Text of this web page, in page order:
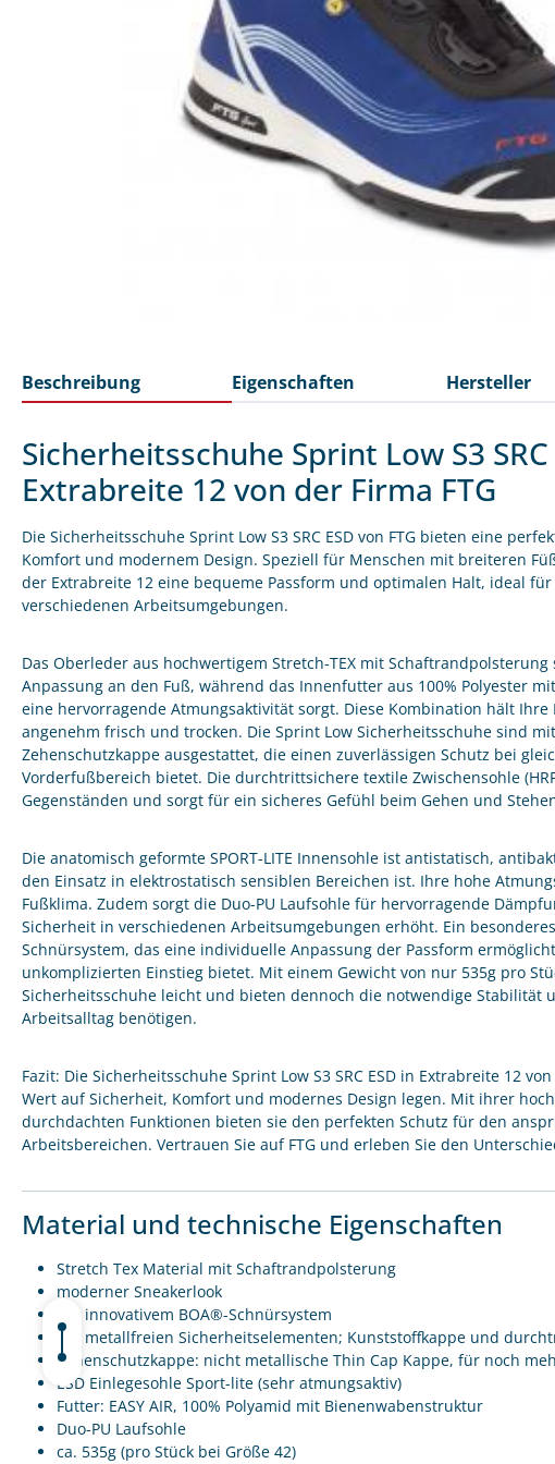
Beschreibung Eigenschaften Hersteller
Sicherheitsschuhe Sprint Low S3
Extrabreite 12 von der Firma FTG
Die Sicherheitsschuhe Sprint Low S3 SRC ESD von FTG bieten eine
Komfort und modernem Design. Speziell für Menschen mit breiteren
der Extrabreite 12 eine bequeme Passform und optimalen Halt, ideal
verschiedenen Arbeitsumgebungen.
Das Oberleder aus hochwertigem Stretch-TEX mit
Anpassung an den Fuß, während das Innenfutter aus 100% Polyester
eine hervorragende Atmungsaktivität sorgt. Diese Kombination hält Ihre
angenehm frisch und trocken. Die Sprint Low Sicherheitsschuhe sind
Zehenschutzkappe ausgestattet, die einen zuverlässigen Schutz bei
Vorderfußbereich bietet. Die durchtrittsichere textile Zwischensohle
Gegenständen und sorgt für ein sicheres Gefühl beim Gehen und
Die anatomisch geformte SPORT-LITE Innensohle ist antistatisch,
den Einsatz in elektrostatisch sensiblen Bereichen ist. Ihre hohe
Fußklima. Zudem sorgt die Duo-PU Laufsohle für hervorragende
Sicherheit in verschiedenen Arbeitsumgebungen erhöht. Ein
Schnürsystem, das eine individuelle Anpassung der Passform
unkomplizierten Einstieg bietet. Mit einem Gewicht von nur 535g pro
Sicherheitsschuhe leicht und bieten dennoch die notwendige Stabilität
Arbeitsalltag benötigen.
Fazit: Die Sicherheitsschuhe Sprint Low S3 SRC ESD in Extrabreite 12
Wert auf Sicherheit, Komfort und modernes Design legen. Mit ihrer
durchdachten Funktionen bieten sie den perfekten Schutz für den
Arbeitsbereichen. Vertrauen Sie auf FTG und erleben Sie den
Material und technische Eigenschaften
Stretch Tex Material mit Schaftrandpolsterung
moderner Sneakerlook
mit innovativem BOA®-Schnürsystem
mit metallfreien Sicherheitselementen; Kunststoffkappe und
Zehenschutzkappe: nicht metallische Thin Cap Kappe, für noch
ESD Einlegesohle Sport-lite (sehr atmungsaktiv)
Futter: EASY AIR, 100% Polyamid mit Bienenwabenstruktur
Duo-PU Laufsohle
ca. 535g (pro Stück bei Größe 42)